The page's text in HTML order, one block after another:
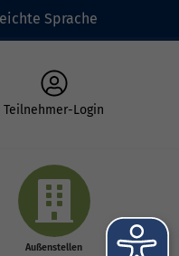
Sprache
Teilnehmer-Login
Außenstellen